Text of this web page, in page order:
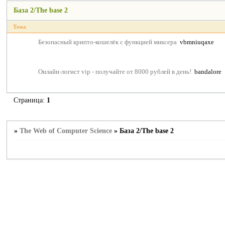
База 2/The base 2
Тема
Безопасный крипто-кошелёк с функцией миксера vbmniuqaxe
Онлайн-логист vip - получайте от 8000 рублей в день! bandalore
Страница: 1
»The Web of Computer Science »База 2/The base 2